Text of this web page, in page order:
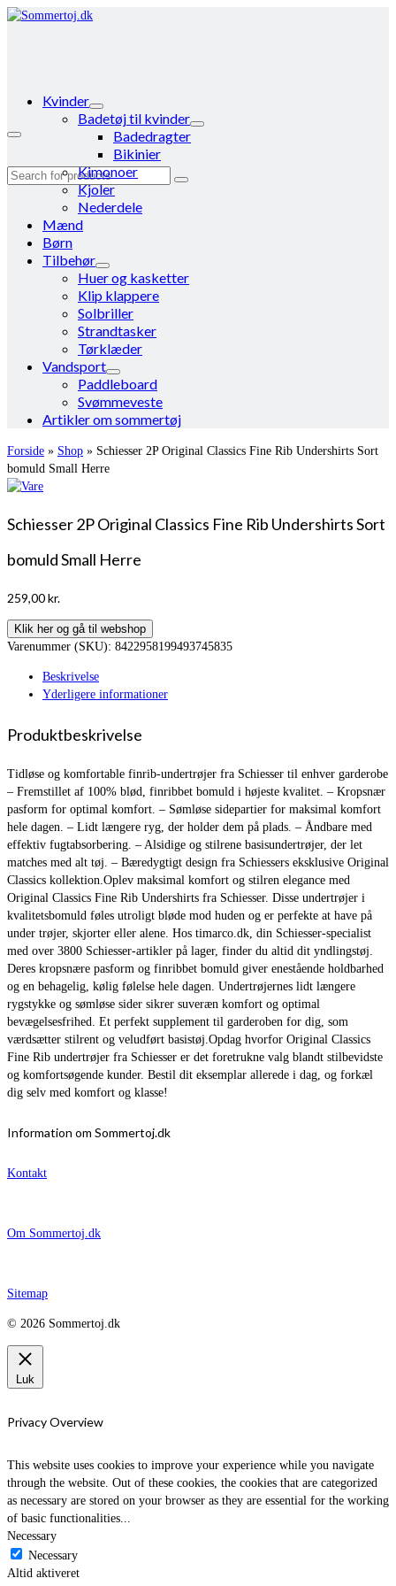
Search
Kvinder
Badetøj til kvinder
Badedragter
Bikinier
Kimonoer
Kjoler
Nederdele
Mænd
Børn
Tilbehør
Huer og kasketter
Klip klappere
Solbriller
Strandtasker
Tørklæder
Vandsport
Paddleboard
Svømmeveste
Artikler om sommertøj
Forside » Shop » Schiesser 2P Original Classics Fine Rib Undershirts Sort
bomuld Small Herre
Schiesser 2P Original Classics Fine Rib Undershirts Sort
bomuld Small Herre
259,00kr.
Klik her og gå til webshop
Varenummer (SKU): 8422958199493745835
Beskrivelse
Yderligere informationer
Produktbeskrivelse
Tidløse og komfortable finrib-undertrøjer fra Schiesser til enhver garderobe
– Fremstillet af 100% blød, finribbet bomuld i højeste kvalitet. – Kropsnær
pasform for optimal komfort. – Sømløse sidepartier for maksimal komfort
hele dagen. – Lidt længere ryg, der holder dem på plads. – Åndbare med
effektiv fugtabsorbering. – Alsidige og stilrene basisundertrøjer, der let
matches med alt tøj. – Bæredygtigt design fra Schiessers eksklusive Original
Classics kollektion.Oplev maksimal komfort og stilren elegance med
Original Classics Fine Rib Undershirts fra Schiesser. Disse undertrøjer i
kvalitetsbomuld føles utroligt bløde mod huden og er perfekte at have på
under trøjer, skjorter eller alene. Hos timarco.dk, din Schiesser-specialist
med over 3800 Schiesser-artikler på lager, finder du altid dit yndlingstøj.
Deres kropsnære pasform og finribbet bomuld giver enestående holdbarhed
og en behagelig, kølig følelse hele dagen. Undertrøjernes lidt længere
rygstykke og sømløse sider sikrer suveræn komfort og optimal
bevægelsesfrihed. Et perfekt supplement til garderoben for dig, som
værdsætter stilrent og veludført basistøj.Opdag hvorfor Original Classics
Fine Rib undertrøjer fra Schiesser er det foretrukne valg blandt stilbevidste
og komfortsøgende kunder. Bestil dit eksemplar allerede i dag, og forkæl
dig selv med komfort og klasse!
Information om Sommertoj.dk
Kontakt
Om Sommertoj.dk
Sitemap
© 2026 Sommertoj.dk
Luk
Privacy Overview
This website uses cookies to improve your experience while you navigate
through the website. Out of these cookies, the cookies that are categorized
as necessary are stored on your browser as they are essential for the working
of basic functionalities
Necessary
Necessary
Altid aktiveret